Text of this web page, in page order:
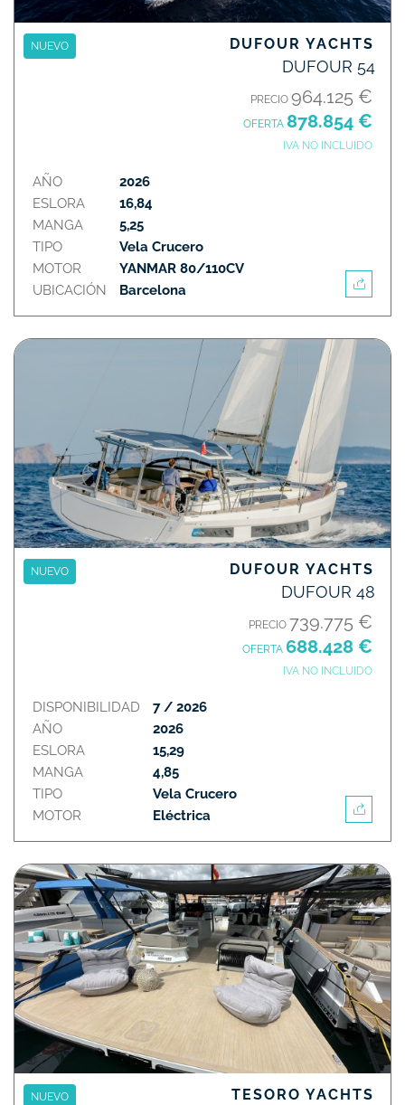
NUEVO DUFOUR YACHTS
DUFOUR 54
PRECIO 964.125 €
OFERTA 878.854 €
IVA NO INCLUIDO
AÑO
ESLORA
MANGA
TIPO
MOTOR
UBICACIÓN
2026
16,84
5,25
Vela Crucero
YANMAR 80/110CV
Barcelona
NUEVO DUFOUR YACHTS
DUFOUR 48
PRECIO 739.775 €
OFERTA 688.428 €
IVA NO INCLUIDO
DISPONIBILIDAD
AÑO
ESLORA
MANGA
TIPO
MOTOR
7 / 2026
2026
15,29
4,85
Vela Crucero
Eléctrica
NUEVO TESORO YACHTS